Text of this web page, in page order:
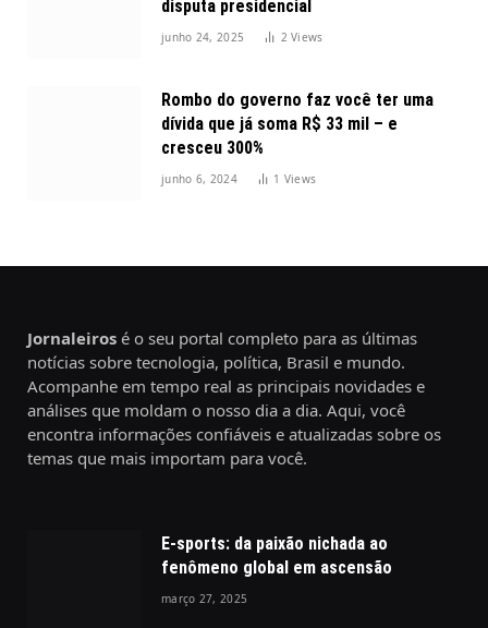
disputa presidencial
junho 24, 2025 2Views
Rombo do governo faz você ter uma
dívida que já soma R$ 33 mil – e
cresceu 300%
junho 6, 2024 1 Views
Jornaleiros é o seu portal completo para as últimas
notícias sobre tecnologia, política, Brasil e mundo.
Acompanhe em tempo real as principais novidades e
análises que moldam o nosso dia a dia. Aqui, você
encontra informações confiáveis e atualizadas sobre os
temas que mais importam para você.
E-sports: da paixão nichada ao
fenômeno global em ascensão
março 27, 2025